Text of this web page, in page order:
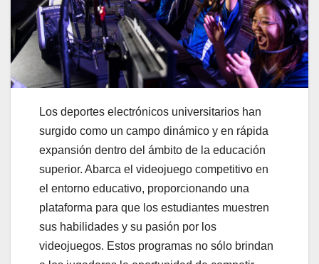
Los deportes electrónicos universitarios han
surgido como un campo dinámico y en rápida
expansión dentro del ámbito de la educación
superior. Abarca el videojuego competitivo en
el entorno educativo, proporcionando una
plataforma para que los estudiantes muestren
sus habilidades y su pasión por los
videojuegos. Estos programas no sólo brindan